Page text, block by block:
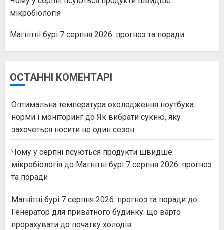
мікробіологія
Магнітні бурі 7 серпня 2026: прогноз та поради
ОСТАННІ КОМЕНТАРІ
Оптимальна температура охолодження ноутбука:
норми і моніторинг до Як вибрати сукню, яку
захочеться носити не один сезон
Чому у серпні псуються продукти швидше:
мікробіологія до Магнітні бурі 7 серпня 2026: прогноз
та поради
Магнітні бурі 7 серпня 2026: прогноз та поради до
Генератор для приватного будинку: що варто
прорахувати до початку холодів